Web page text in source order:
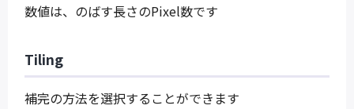
数値は、のばす長さのPixel数です
Tiling
補完の方法を選択することができます